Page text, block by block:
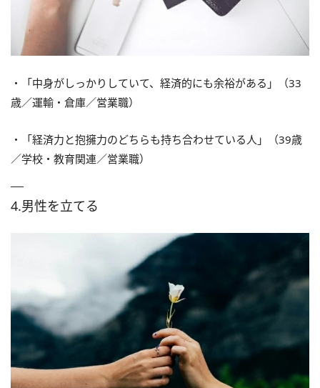
・「中身がしっかりしていて、経済的にも余裕がある」（33
歳／運輸・倉庫／営業職）
・「経済力と抱擁力のどちらも持ち合わせている人」（39歳
／学校・教育関連／営業職）
4.男性を立てる